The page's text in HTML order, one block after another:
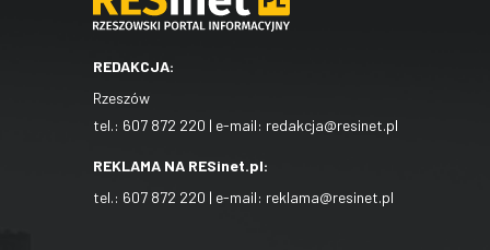
REDAKCJA:
Rzeszów
tel.: 607 872 220 | e-mail: redakcja@resinet.pl
REKLAMA NA RESinet.pl:
tel.: 607 872 220 | e-mail: reklama@resinet.pl